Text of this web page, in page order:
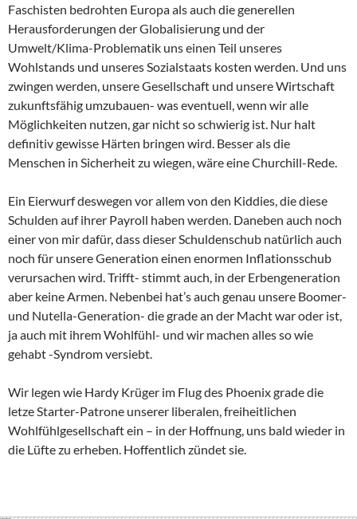
Faschisten bedrohten Europa als auch die generellen
Herausforderungen der Globalisierung und der
Umwelt/Klima-Problematik uns einen Teil unseres
Wohlstands und unseres Sozialstaats kosten werden. Und uns
zwingen werden, unsere Gesellschaft und unsere Wirtschaft
zukunftsfähig umzubauen- was eventuell, wenn wir alle
Möglichkeiten nutzen, gar nicht so schwierig ist. Nur halt
definitiv gewisse Härten bringen wird. Besser als die
Menschen in Sicherheit zu wiegen, wäre eine Churchill-Rede.
Ein Eierwurf deswegen vor allem von den Kiddies, die diese
Schulden auf ihrer Payroll haben werden. Daneben auch noch
einer von mir dafür, dass dieser Schuldenschub natürlich auch
noch für unsere Generation einen enormen Inflationsschub
verursachen wird. Trifft- stimmt auch, in der Erbengeneration
aber keine Armen. Nebenbei hat’s auch genau unsere Boomer-
und Nutella-Generation- die grade an der Macht war oder ist,
ja auch mit ihrem Wohlfühl- und wir machen alles so wie
gehabt -Syndrom versiebt.
Wir legen wie Hardy Krüger im Flug des Phoenix grade die
letze Starter-Patrone unserer liberalen, freiheitlichen
Wohlfühlgesellschaft ein – in der Hoffnung, uns bald wieder in
die Lüfte zu erheben. Hoffentlich zündet sie.